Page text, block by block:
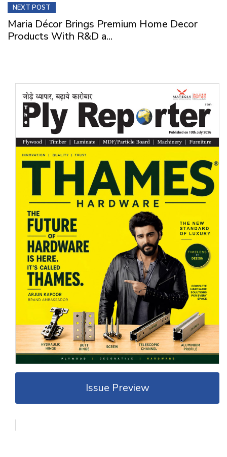
NEXT POST
Maria Décor Brings Premium Home Decor
Products With R&D a...
Issue Preview